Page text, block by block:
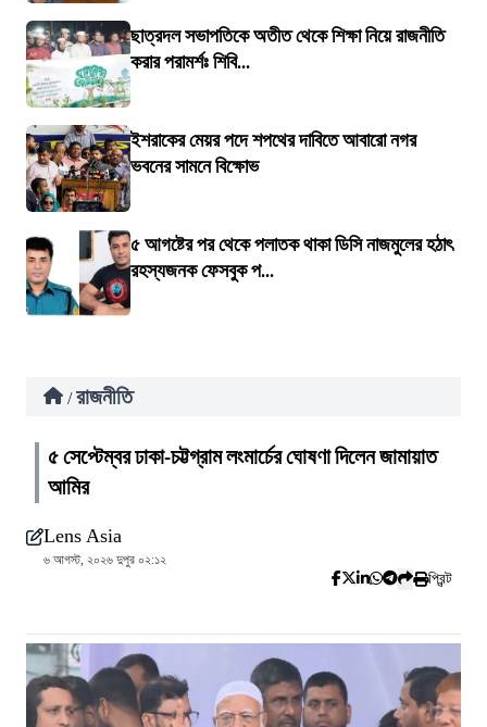
ছাত্রদল সভাপতিকে অতীত থেকে শিক্ষা নিয়ে রাজনীতি
করার পরামর্শঃ শিবি...
ইশরাকের মেয়র পদে শপথের দাবিতে আবারো নগর
ভবনের সামনে বিক্ষোভ
৫ আগষ্টের পর থেকে পলাতক থাকা ডিসি নাজমুলের হঠাৎ
রহস্যজনক ফেসবুক প...
/ রাজনীতি
৫ সেপ্টেম্বর ঢাকা-চট্টগ্রাম লংমার্চের ঘোষণা দিলেন জামায়াত
আমির
Lens Asia
৬ আগস্ট, ২০২৬ দুপুর ০২:১২
প্রিন্ট